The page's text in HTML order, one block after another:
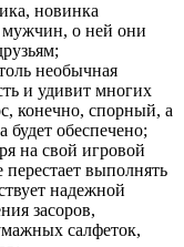
новинка
о ней они
необычная
и удивит многих
конечно, спорный, а
будет обеспечено;
на свой игровой
перестает выполнять
надежной
засоров,
салфеток,